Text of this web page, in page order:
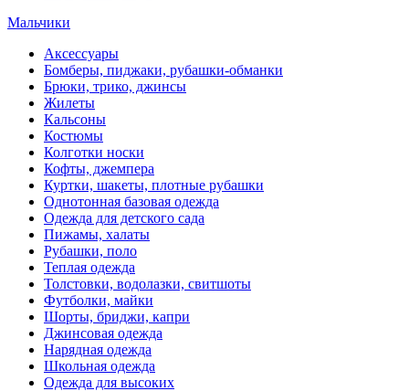
Мальчики
Аксессуары
Бомберы, пиджаки, рубашки-обманки
Брюки, трико, джинсы
Жилеты
Кальсоны
Костюмы
Колготки носки
Кофты, джемпера
Куртки, шакеты, плотные рубашки
Однотонная базовая одежда
Одежда для детского сада
Пижамы, халаты
Рубашки, поло
Теплая одежда
Толстовки, водолазки, свитшоты
Футболки, майки
Шорты, бриджи, капри
Джинсовая одежда
Нарядная одежда
Школьная одежда
Одежда для высоких